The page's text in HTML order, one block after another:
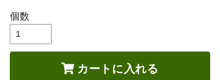
個数
カートに入れる